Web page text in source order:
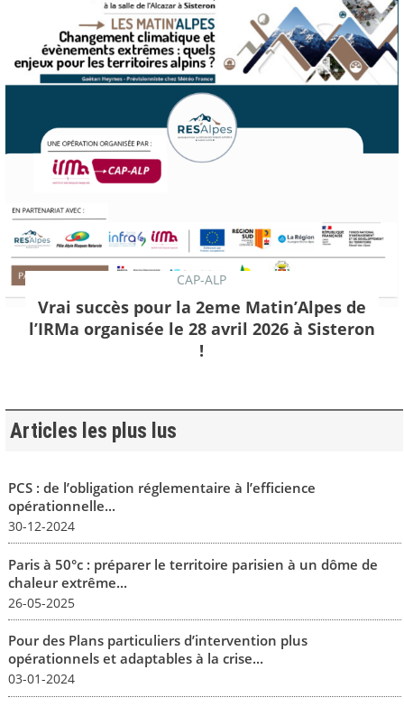
CAP-ALP
Vrai succès pour la 2eme Matin’Alpes de
l’IRMa organisée le 28 avril 2026 à Sisteron
!
Articles les plus lus
PCS : de l’obligation réglementaire à l’efficience
opérationnelle...
30-12-2024
Paris à 50°c : préparer le territoire parisien à un dôme de
chaleur extrême...
26-05-2025
Pour des Plans particuliers d’intervention plus
opérationnels et adaptables à la crise...
03-01-2024